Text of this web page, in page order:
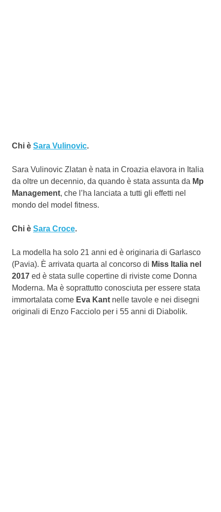
Chi è Sara Vulinovic.
Sara Vulinovic Zlatan è nata in Croazia elavora in Italia
da oltre un decennio, da quando è stata assunta da Mp
Management, che l’ha lanciata a tutti gli effetti nel
mondo del model fitness.
Chi è Sara Croce.
La modella ha solo 21 anni ed è originaria di Garlasco
(Pavia). È arrivata quarta al concorso di Miss Italia nel
2017 ed è stata sulle copertine di riviste come Donna
Moderna. Ma è soprattutto conosciuta per essere stata
immortalata come Eva Kant nelle tavole e nei disegni
originali di Enzo Facciolo per i 55 anni di Diabolik.